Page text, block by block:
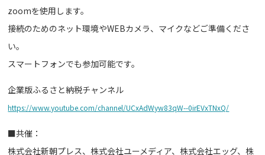
zoomを使用します。
接続のためのネット環境やWEBカメラ、マイクなどご準備くださ
い。
スマートフォンでも参加可能です。
企業版ふるさと納税チャンネル
https://www.youtube.com/channel/UCxAdWyw83qW--0irEVxTNxQ/
■共催：
株式会社新朝プレス、株式会社ユーメディア、株式会社エッグ、株